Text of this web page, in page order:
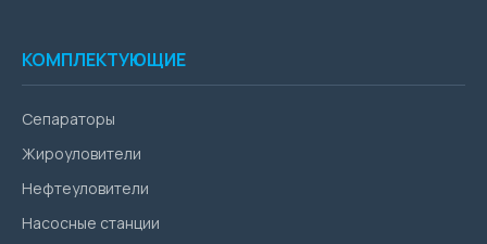
КОМПЛЕКТУЮЩИЕ
Сепараторы
Жироуловители
Нефтеуловители
Насосные станции